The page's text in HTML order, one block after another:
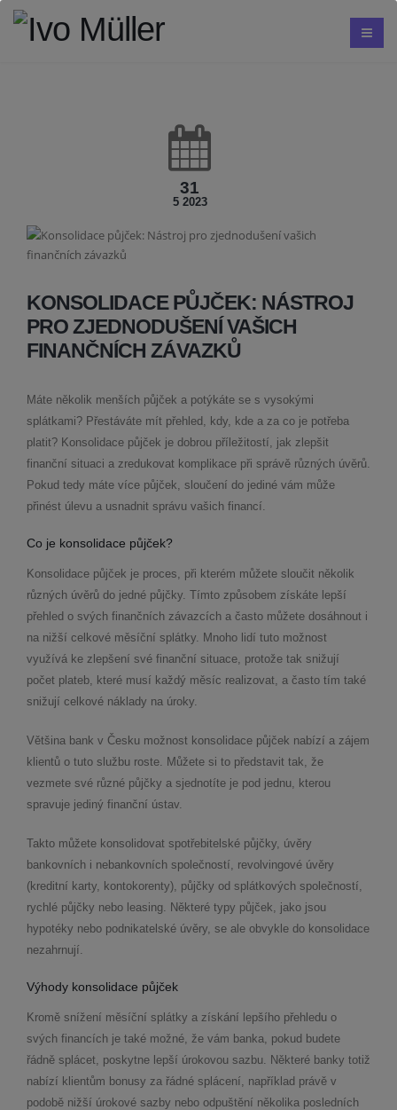
31
5 2023
KONSOLIDACE PŮJČEK: NÁSTROJ
PRO ZJEDNODUŠENÍ VAŠICH
FINANČNÍCH ZÁVAZKŮ
Máte několik menších půjček a potýkáte se s vysokými
splátkami? Přestáváte mít přehled, kdy, kde a za co je potřeba
platit? Konsolidace půjček je dobrou příležitostí, jak zlepšit
finanční situaci a zredukovat komplikace při správě různých úvěrů.
Pokud tedy máte více půjček, sloučení do jediné vám může
přinést úlevu a usnadnit správu vašich financí.
Co je konsolidace půjček?
Konsolidace půjček je proces, při kterém můžete sloučit několik
různých úvěrů do jedné půjčky. Tímto způsobem získáte lepší
přehled o svých finančních závazcích a často můžete dosáhnout i
na nižší celkové měsíční splátky. Mnoho lidí tuto možnost
využívá ke zlepšení své finanční situace, protože tak snižují
počet plateb, které musí každý měsíc realizovat, a často tím také
snižují celkové náklady na úroky.
Většina bank v Česku možnost konsolidace půjček nabízí a zájem
klientů o tuto službu roste. Můžete si to představit tak, že
vezmete své různé půjčky a sjednotíte je pod jednu, kterou
spravuje jediný finanční ústav.
Takto můžete konsolidovat spotřebitelské půjčky, úvěry
bankovních i nebankovních společností, revolvingové úvěry
(kreditní karty, kontokorenty), půjčky od splátkových společností,
rychlé půjčky nebo leasing. Některé typy půjček, jako jsou
hypotéky nebo podnikatelské úvěry, se ale obvykle do konsolidace
nezahrnují.
Výhody konsolidace půjček
Kromě snížení měsíční splátky a získání lepšího přehledu o
svých financích je také možné, že vám banka, pokud budete
řádně splácet, poskytne lepší úrokovou sazbu. Některé banky totiž
nabízí klientům bonusy za řádné splácení, například právě v
podobě nižší úrokové sazby nebo odpuštění několika posledních